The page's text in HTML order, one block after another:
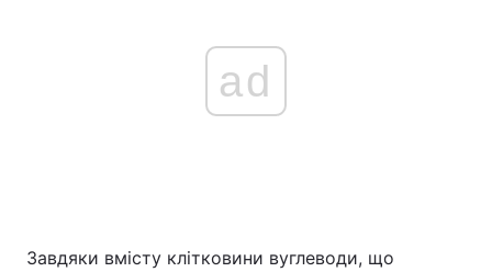
ad
Завдяки вмісту клітковини вуглеводи, що